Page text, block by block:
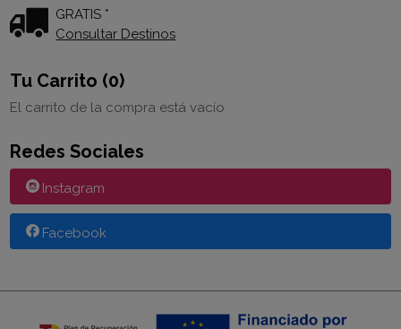
GRATIS *
Consultar Destinos
Tu Carrito (0)
El carrito de la compra está vacío
Redes Sociales
Instagram
Facebook